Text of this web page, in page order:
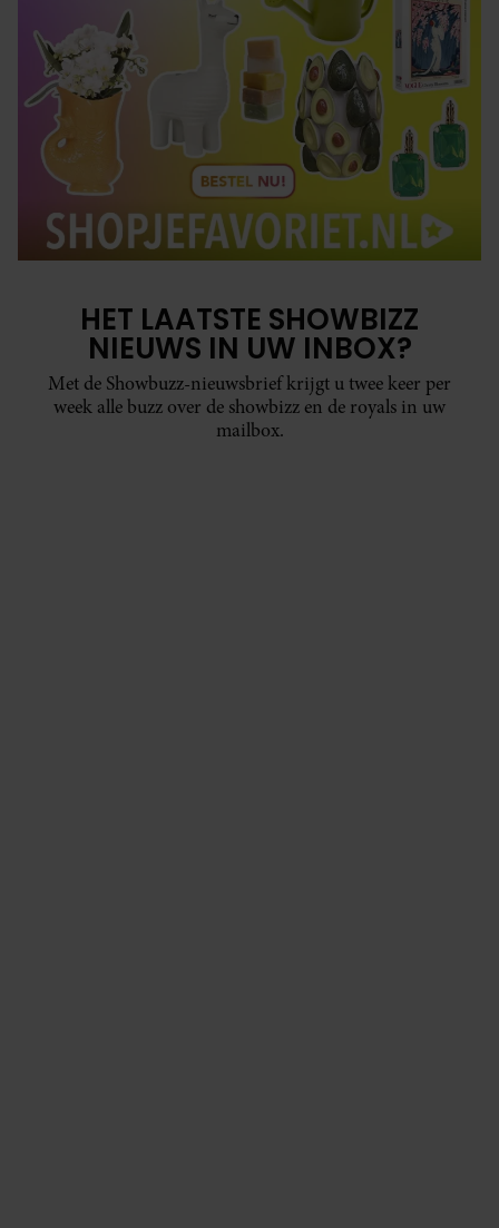
HET LAATSTE SHOWBIZZ
NIEUWS IN UW INBOX?
Met de Showbuzz-nieuwsbrief krijgt u twee keer per
week alle buzz over de showbizz en de royals in uw
mailbox.